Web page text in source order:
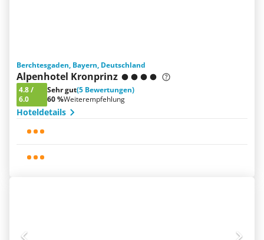
Berchtesgaden, Bayern, Deutschland
Alpenhotel Kronprinz
4.8/
6.0
Sehr gut(5 Bewertungen)
60 %Weiterempfehlung
Hoteldetails